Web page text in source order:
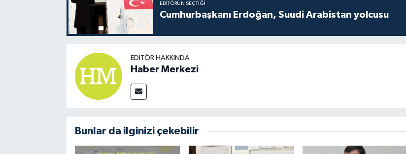
EDITÖRÜN SEÇTIĞI
Cumhurbaşkanı Erdoğan, Suudi Arabistan yolcusu
EDITÖR HAKKINDA
Haber Merkezi
Bunlar da ilginizi çekebilir